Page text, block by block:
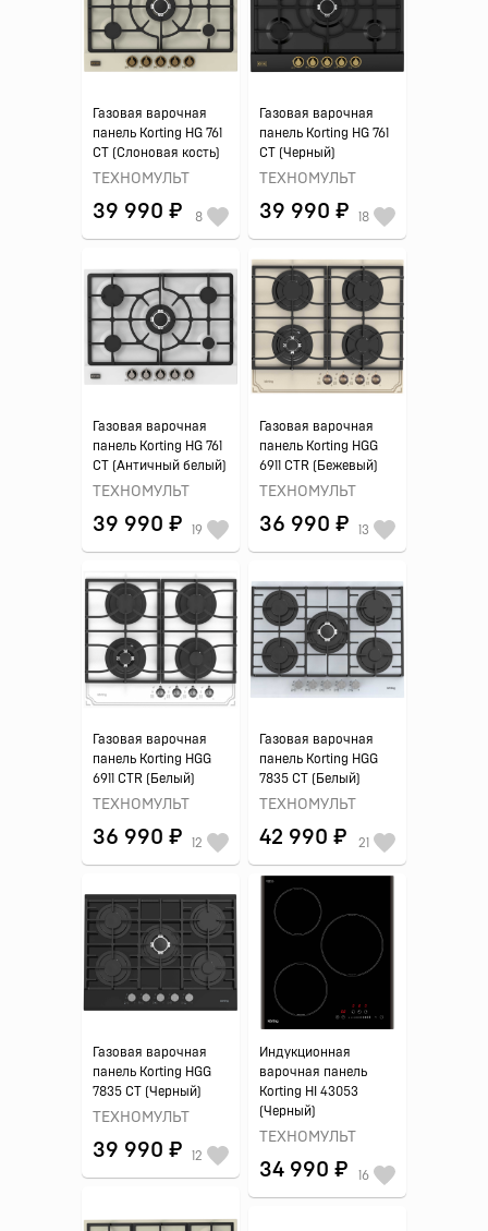
Газовая варочная
панель Korting HG 761
CT (Слоновая кость)
ТЕХНОМУЛЬТ
39 990 ₽ 8
Газовая варочная
панель Korting HG 761
CT (Черный)
ТЕХНОМУЛЬТ
39 990 ₽ 18
Газовая варочная
панель Korting HG 761
CT (Античный белый)
ТЕХНОМУЛЬТ
39 990 ₽ 19
Газовая варочная
панель Korting HGG
6911 CTR (Бежевый)
ТЕХНОМУЛЬТ
36 990 ₽ 13
Газовая варочная
панель Korting HGG
6911 CTR (Белый)
ТЕХНОМУЛЬТ
36 990 ₽ 12
Газовая варочная
панель Korting HGG
7835 CT (Белый)
ТЕХНОМУЛЬТ
42 990 ₽ 21
Газовая варочная
панель Korting HGG
7835 CT (Черный)
ТЕХНОМУЛЬТ
39 990 ₽ 12
Индукционная
варочная панель
Korting HI 43053
(Черный)
ТЕХНОМУЛЬТ
34 990 ₽ 16